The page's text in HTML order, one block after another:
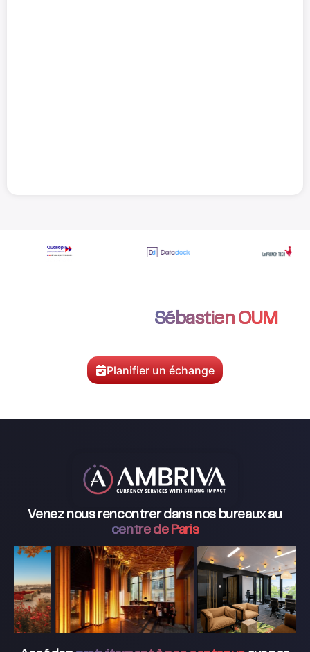
Sébastien OUM
Planifier un échange
Venez nous rencontrer dans nos bureaux au
centre de Paris